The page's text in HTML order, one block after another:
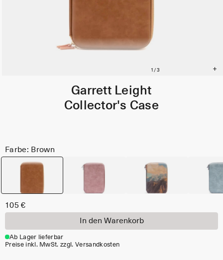
Garrett Leight
Collector's Case
Farbe: Brown
105 €
In den Warenkorb
Ab Lager lieferbar
Preise inkl. MwSt. zzgl. Versandkosten